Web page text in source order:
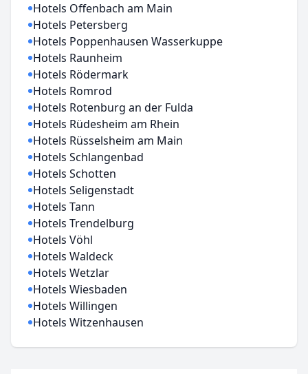
Hotels Offenbach am Main
Hotels Petersberg
Hotels Poppenhausen Wasserkuppe
Hotels Raunheim
Hotels Rödermark
Hotels Romrod
Hotels Rotenburg an der Fulda
Hotels Rüdesheim am Rhein
Hotels Rüsselsheim am Main
Hotels Schlangenbad
Hotels Schotten
Hotels Seligenstadt
Hotels Tann
Hotels Trendelburg
Hotels Vöhl
Hotels Waldeck
Hotels Wetzlar
Hotels Wiesbaden
Hotels Willingen
Hotels Witzenhausen